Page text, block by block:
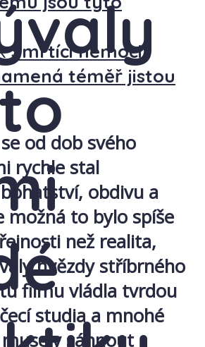
Smrtící nemoci:
téměř jistou
od dob svého
rychle stal
obdivu a
možná to bylo spíše
než realita,
hvězdy stříbrného
filmu vládla tvrdou
studia a mnohé
sáhnout